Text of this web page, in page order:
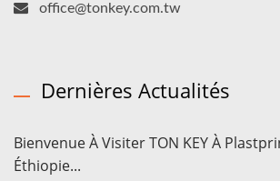
office@tonkey.com.tw
Dernières Actualités
Bienvenue À Visiter TON KEY À
Éthiopie...